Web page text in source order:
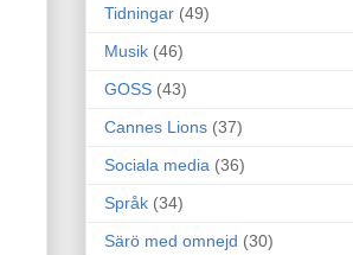
Tidningar (49)
Musik (46)
GOSS (43)
Cannes Lions (37)
Sociala media (36)
Språk (34)
Särö med omnejd (30)